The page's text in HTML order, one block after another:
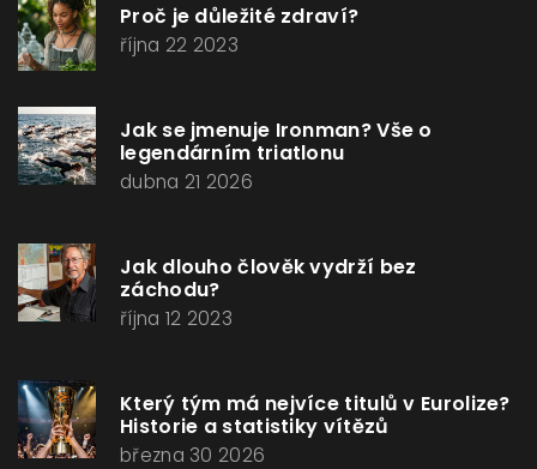
Proč je důležité zdraví?
října 22 2023
Jak se jmenuje Ironman? Vše o
legendárním triatlonu
dubna 21 2026
Jak dlouho člověk vydrží bez
záchodu?
října 12 2023
Který tým má nejvíce titulů v Eurolize?
Historie a statistiky vítězů
března 30 2026